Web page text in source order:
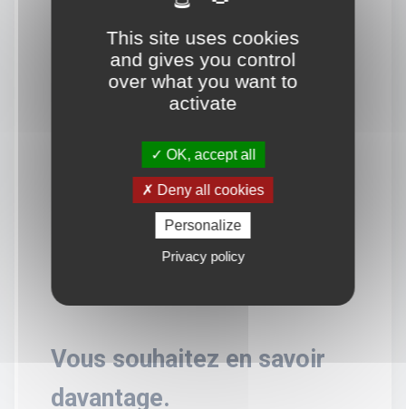
Vous souhaitez en savoir
davantage.
This site uses cookies
and gives you control
over what you want to
activate
OK, accept all
Deny all cookies
Personalize
Privacy policy